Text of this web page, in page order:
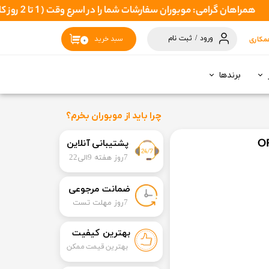
برندها
۰ سبد خرید ورود / ثبت نام
گرامی: موبوران سفارشات شما را در اسرع وقت ( 1 تا 2 روز کاری ) ارسال میکند تا نهایتا بین 3 تا 7 روزکاری بدستتان برسد
​​پشتیبانی آنلاین
7روز هفته 9الی22
چرا باید از موبوران بخرم؟
​ضمانت مرجوعی
​7روز مهلت تست
بهترین کیفیت
بهترین قیمت ممکن